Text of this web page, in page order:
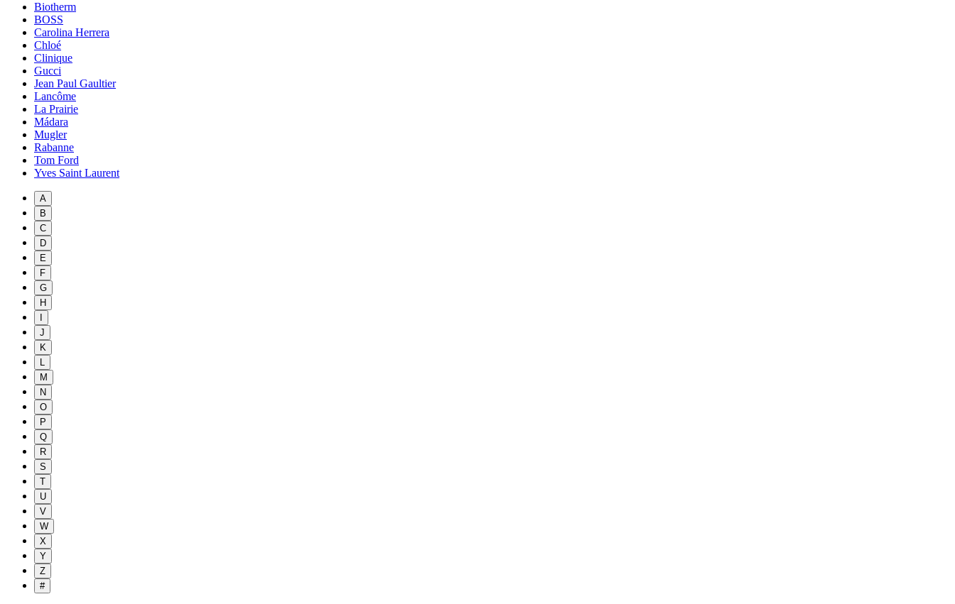
Biotherm
BOSS
Carolina Herrera
Chloé
Clinique
Gucci
Jean Paul Gaultier
Lancôme
La Prairie
Mádara
Mugler
Rabanne
Tom Ford
Yves Saint Laurent
A
B
C
D
E
F
G
H
J
K
L
M
N
O
P
Q
R
S
T
U
V
W
X
Y
Z
#